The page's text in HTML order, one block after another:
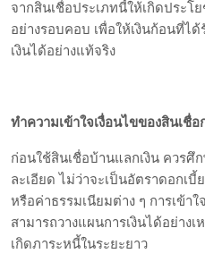
จากสินเชื่อประเภทนี้ให้เกิดประโ
อย่างรอบคอบ เพื่อให้เงินก้อนที่ไ
เงินได้อย่างแท้จริง
ทำความเข้าใจเงื่อนไขของสินเชื่
ก่อนใช้สินเชื่อบ้านแลกเงิน ควรศึ
ละเอียด ไม่ว่าจะเป็นอัตราดอกเบี้
หรือค่าธรรมเนียมต่าง ๆ การเข้า
สามารถวางแผนการเงินได้อย่าง
เกิดภาระหนี้ในระยะยาว